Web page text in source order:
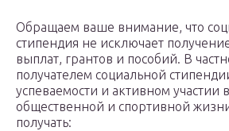
Обращаем ваше внимание, что
стипендия не исключает
выплат, грантов и пособий. В
получателем социальной
успеваемости и активном участии
общественной и спортивной
получать: